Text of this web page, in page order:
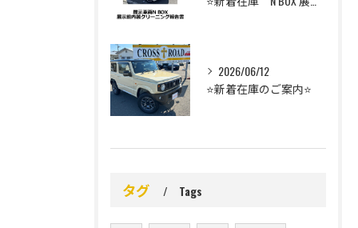
2026/06/12
⭐️新着在庫のご案内⭐️
タグ Tags